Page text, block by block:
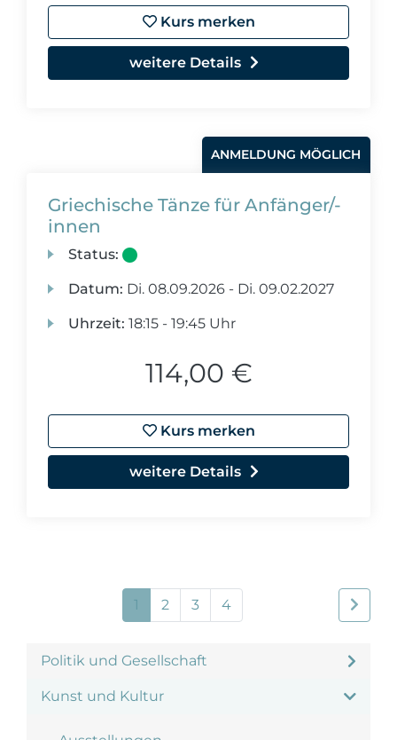
Politik und Gesellschaft
Kunst und Kultur
Kurs merken
weitere Details
ANMELDUNG MÖGLICH
Griechische Tänze für Anfänger/-
innen
Status:
Datum: Di. 08.09.2026 - Di. 09.02.2027
Uhrzeit: 18:15 - 19:45 Uhr
114,00 €
Kurs merken
weitere Details
1 2 3 4